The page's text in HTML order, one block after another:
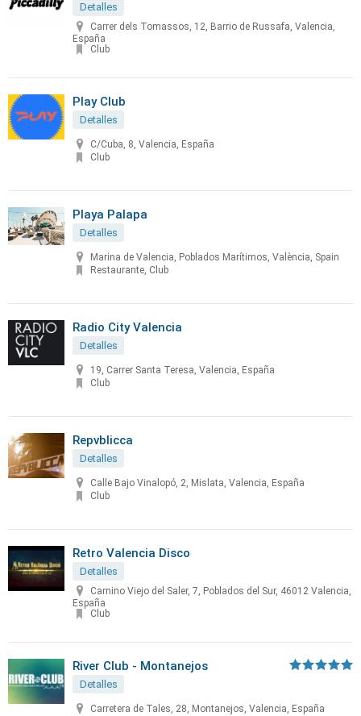
Detalles
Carrer dels Tomassos, 12, Barrio de Russafa, Valencia,
España
Club
Play Club
Detalles
C/Cuba, 8, Valencia, España
Club
Playa Palapa
Detalles
Marina de Valencia, Poblados Marítimos, València, Spain
Restaurante, Club
Radio City Valencia
Detalles
19, Carrer Santa Teresa, Valencia, España
Club
Repvblicca
Detalles
Calle Bajo Vinalopó, 2, Mislata, Valencia, España
Club
Retro Valencia Disco
Detalles
Camino Viejo del Saler, 7, Poblados del Sur, 46012 Valencia,
España
Club
River Club - Montanejos
Detalles
Carretera de Tales, 28, Montanejos, Valencia, España